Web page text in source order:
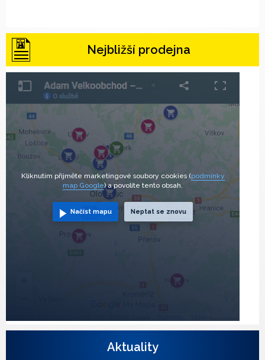
Nejbližší prodejna
Kliknutím přijměte marketingové soubory cookies (podmínky
map Google) a povolíte tento obsah.
Načíst mapu Neptat se znovu
Aktuality